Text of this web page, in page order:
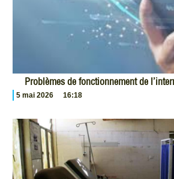
Problèmes de fonctionnement de
5 mai 2026 16:18